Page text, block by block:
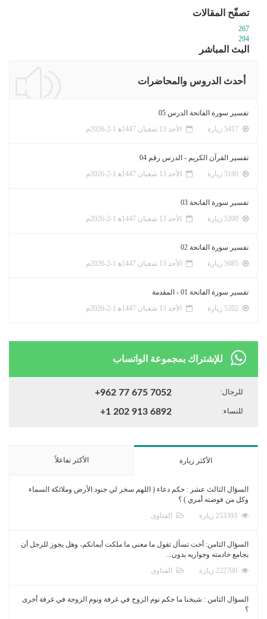
تصفّح المقالات
267
294
البث المباشر
أحدث الدروس والمحاضرات
تفسير سورة الفاتحة الدرس 05
الأحد 13 شعبان 1447ﻫ 1-2-2026م
تفسير القرآن الكريم - الدرس رقم 04
الأحد 13 شعبان 1447ﻫ 1-2-2026م
تفسير سورة الفاتحة 03
الأحد 13 شعبان 1447ﻫ 1-2-2026م
تفسير سورة الفاتحة 02
الأحد 13 شعبان 1447ﻫ 1-2-2026م
تفسير سورة الفاتحة 01 - المقدمة
الأحد 13 شعبان 1447ﻫ 1-2-2026م
للإشتراك بمجموعة الواتساب
للرجال: +962 77 675 7052
للنساء: +1 202 913 6892
الأكثر زيارة الأكثر تفاعلاً
السؤال الثالث عشر : حكم دعاء ( اللهم سخر لي جنود الأرض وملائكة السماء
وكل من فوضته أمري ) ؟
الفتاوى
السؤال الثامن: أخت تسأل تقول ما معنى ما ملكت أيمانكم، وهل يجوز للرجل أن
يجامع خادمته وجواريه بدون...
الفتاوى
السؤال الثامن : شيخنا ما حكم نوم الزوج في غرفة ونوم الزوجة في غرفة أخرى
؟